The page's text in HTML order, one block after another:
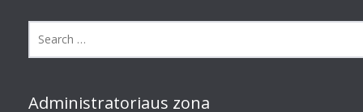
Administratoriaus zona